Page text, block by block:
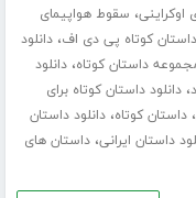
اوکراینی، سقوط هواپیمای
داستان کوتاه پی دی اف،دانلود
داستان کوتاه،دانلود
،دانلود داستان کوتاه برای
،داستان کوتاه،دانلود داستان
داستان ایرانی،داستان های